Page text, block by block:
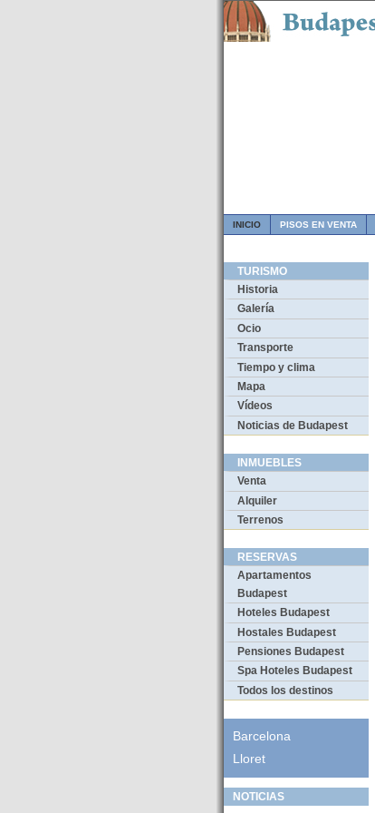
INICIO PISOS EN VENTA
TURISMO
Historia
Galería
Ocio
Transporte
Tiempo y clima
Mapa
Vídeos
Noticias de Budapest
INMUEBLES
Venta
Alquiler
Terrenos
RESERVAS
Apartamentos
Budapest
Hoteles Budapest
Hostales Budapest
Pensiones Budapest
Spa Hoteles Budapest
Todos los destinos
Barcelona
Lloret
NOTICIAS